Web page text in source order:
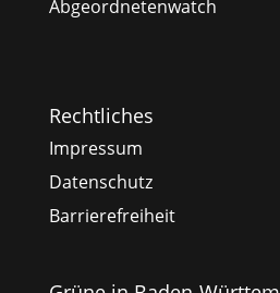
Abgeordnetenwatch
Rechtliches
Impressum
Datenschutz
Barrierefreiheit